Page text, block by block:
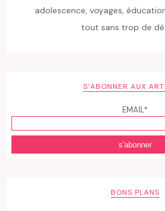
adolescence, voyages,
tout sans trop de
S’ABONNER AUX
EMAIL*
BONS PLANS